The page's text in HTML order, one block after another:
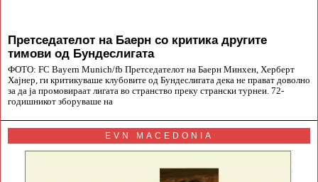
Претседателот на Баерн со критика другите
тимови од Бундеслигата
ФОТО: FC Bayern Munich/fb Претседателот на Баерн Минхен, Херберт
Хајнер, ги критикуваше клубовите од Бундеслигата дека не прават доволно
за да ја промовираат лигата во странство преку странски турнеи. 72-
годишникот зборуваше на
EVN MACEDONIA